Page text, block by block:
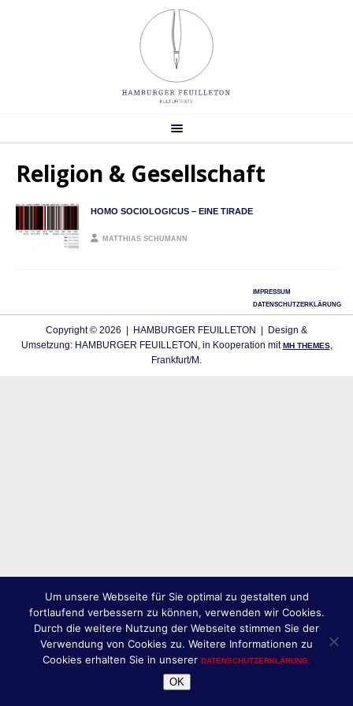
Religion & Gesellschaft
HOMO SOCIOLOGICUS – EINE TIRADE
MATTHIAS SCHUMANN
IMPRESSUM
DATENSCHUTZERKLÄRUNG
Copyright © 2026 | HAMBURGER FEUILLETON | Design &
Umsetzung: HAMBURGER FEUILLETON, in Kooperation mitMH THEMES,
Frankfurt/M.
Um unsere Webseite für Sie optimal zu gestalten und
fortlaufend verbessern zu können, verwenden wir Cookies.
Durch die weitere Nutzung der Webseite stimmen Sie der
Verwendung von Cookies zu. Weitere Informationen zu
Cookies erhalten Sie in unserer DATENSCHUTZERKLÄRUNG.
OK